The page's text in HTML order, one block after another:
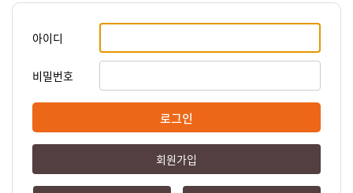
아이디
비밀번호
로그인
회원가입